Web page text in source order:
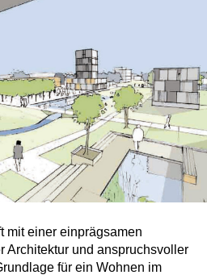
mit einer einprägsamen
Architektur und anspruchsvoller
für ein Wohnen im